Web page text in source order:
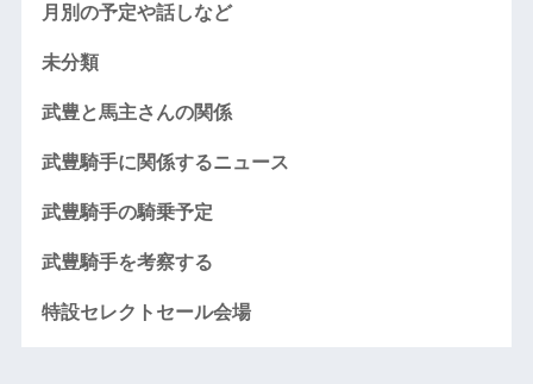
月別の予定や話しなど
未分類
武豊と馬主さんの関係
武豊騎手に関係するニュース
武豊騎手の騎乗予定
武豊騎手を考察する
特設セレクトセール会場